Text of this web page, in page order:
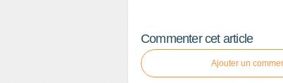
Commenter cet article
Ajouter un